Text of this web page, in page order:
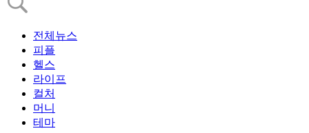
전체뉴스
피플
헬스
라이프
컬처
머니
테마